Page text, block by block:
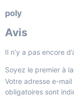
poly
Avis
Il n’y a pas encore
Soyez le premier à
Votre adresse e-
obligatoires sont